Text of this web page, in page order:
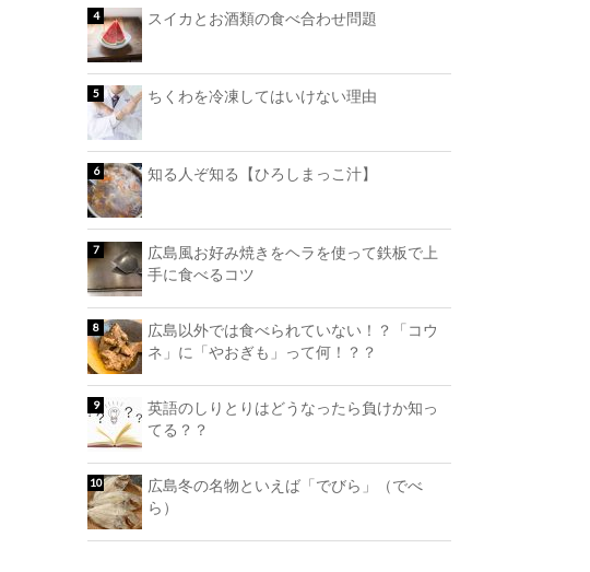
スイカとお酒類の食べ合わせ問題
ちくわを冷凍してはいけない理由
知る人ぞ知る【ひろしまっこ汁】
広島風お好み焼きをヘラを使って鉄板で上
手に食べるコツ
広島以外では食べられていない！？「コウ
ネ」に「やおぎも」って何！？？
英語のしりとりはどうなったら負けか知っ
てる？？
広島冬の名物といえば「でびら」（でべ
ら）